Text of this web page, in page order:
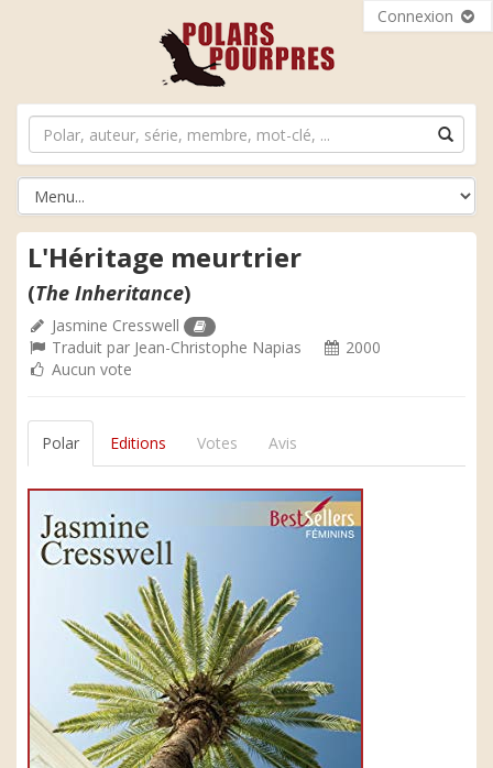
Connexion
L'Héritage meurtrier
(The Inheritance)
Jasmine Cresswell
Traduit par Jean-Christophe Napias
2000
Aucun vote
Polar Editions Votes Avis